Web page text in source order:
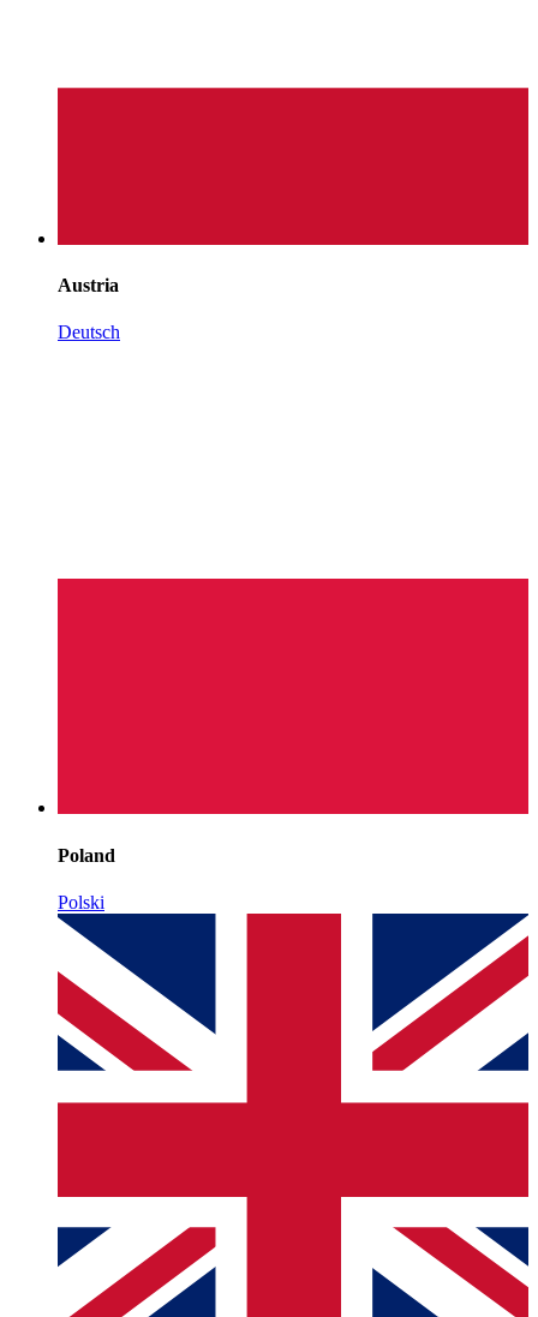
Austria
Deutsch
Poland
Polski